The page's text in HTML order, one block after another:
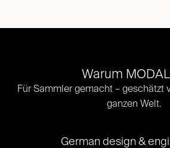
Warum
Für Sammler gemacht – geschätzt
ganzen Welt.​
German design &